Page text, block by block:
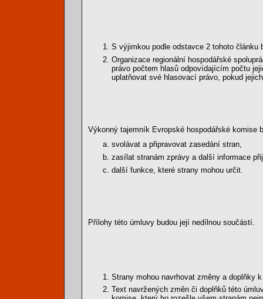
S výjimkou podle odstavce 2 tohoto
Organizace regionální hospodářské
právo počtem hlasů odpovídajícím počtu
uplatňovat své hlasovací právo, pokud
Výkonný tajemník Evropské hospodářské komise
svolávat a připravovat zasedání stran,
zasílat stranám zprávy a další informace
další funkce, které strany mohou určit.
Přílohy této úmluvy budou její nedílnou součástí.
Strany mohou navrhovat změny a doplňky
Text navržených změn či doplňků této